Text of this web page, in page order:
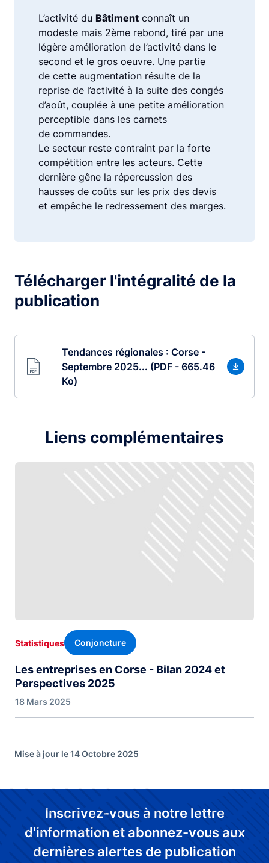
L’activité du Bâtiment connaît un
modeste mais 2ème rebond, tiré par une
légère amélioration de l’activité dans le
second et le gros oeuvre. Une partie
de cette augmentation résulte de la
reprise de l’activité à la suite des congés
d’août, couplée à une petite amélioration
perceptible dans les carnets
de commandes.
Le secteur reste contraint par la forte
compétition entre les acteurs. Cette
dernière gêne la répercussion des
hausses de coûts sur les prix des devis
et empêche le redressement des marges.
Télécharger l'intégralité de la
publication
Tendances régionales : Corse -
Septembre 2025... (PDF - 665.46
Ko)
Liens complémentaires
Les entreprises en Corse - Bilan 2024 et
Perspectives 2025
Statistiques Conjoncture
18 Mars 2025
Mise à jour le 14 Octobre 2025
Inscrivez-vous à notre lettre
d'information et abonnez-vous aux
dernières alertes de publication